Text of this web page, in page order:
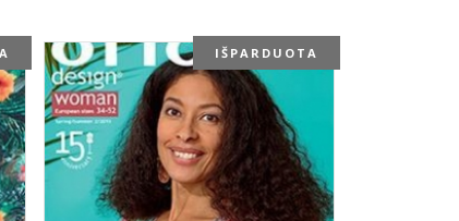
IŠPARDUOTA